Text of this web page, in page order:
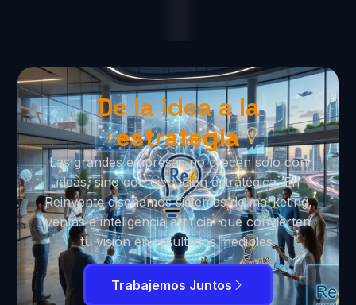
De la idea a la
estrategia
Las grandes empresas no crecen solo con
ideas, sino con ejecución estratégica. En
Reinvente diseñamos sistemas de marketing,
ventas e inteligencia artificial que convierten
tu visión en resultados medibles.
Trabajemos Juntos